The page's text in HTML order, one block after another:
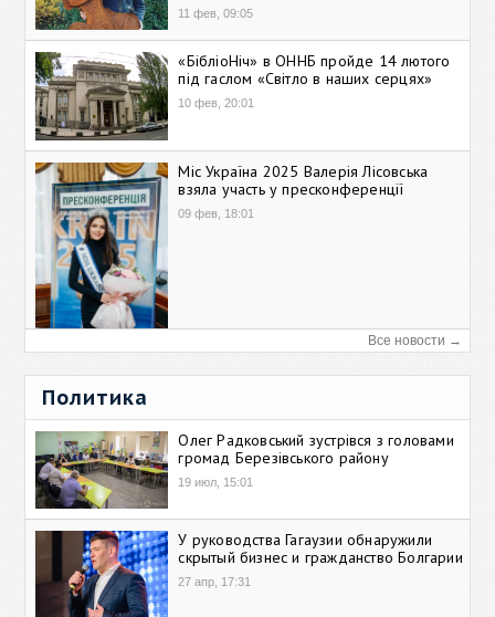
11 фев, 09:05
«БібліоНіч» в ОННБ пройде 14 лютого
під гаслом «Світло в наших серцях»
10 фев, 20:01
Міс Україна 2025 Валерія Лісовська
взяла участь у пресконференції
09 фев, 18:01
Все новости →
Политика
Олег Радковський зустрівся з головами
громад Березівського району
19 июл, 15:01
У руководства Гагаузии обнаружили
скрытый бизнес и гражданство Болгарии
27 апр, 17:31